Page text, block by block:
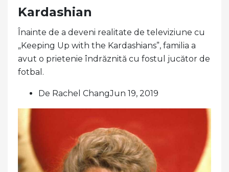
Kardashian
Înainte de a deveni realitate de televiziune cu
„Keeping Up with the Kardashians”, familia a
avut o prietenie îndrăznită cu fostul jucător de
fotbal.
De Rachel ChangJun 19, 2019